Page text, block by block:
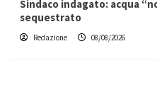
Sindaco indagato: acqua
sequestrato
Redazione 08/08/2026